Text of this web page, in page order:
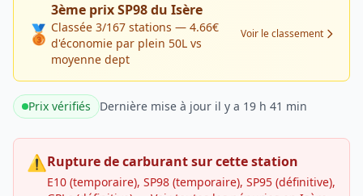
🥉
3ème prix SP98 du Isère
Classée 3/167 stations — 4.66€
d'économie par plein 50L vs
moyenne dept
Voir le classement
Prix vérifiés Dernière mise à jour il y a 19 h 41 min
⚠Rupture de carburant sur cette station
E10 (temporaire), SP98 (temporaire), SP95 (définitive),